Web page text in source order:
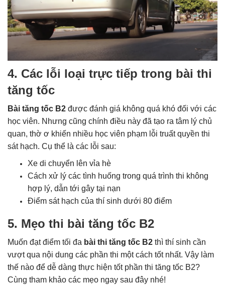
4. Các lỗi loại trực tiếp trong bài thi
tăng tốc
Bài tăng tốc B2 được đánh giá không quá khó đối với các
học viên. Nhưng cũng chính điều này đã tạo ra tâm lý chủ
quan, thờ ơ khiến nhiều học viên phạm lỗi truất quyền thi
sát hạch. Cụ thể là các lỗi sau:
Xe di chuyển lên vỉa hè
Cách xử lý các tình huống trong quá trình thi không
hợp lý, dẫn tới gây tại nạn
Điểm sát hạch của thí sinh dưới 80 điểm
5. Mẹo thi bài tăng tốc B2
Muốn đạt điểm tối đa bài thi tăng tốc B2 thì thí sinh cần
vượt qua nội dung các phần thi một cách tốt nhất. Vậy làm
thế nào để dễ dàng thực hiện tốt phần thi tăng tốc B2?
Cùng tham khảo các mẹo ngay sau đây nhé!